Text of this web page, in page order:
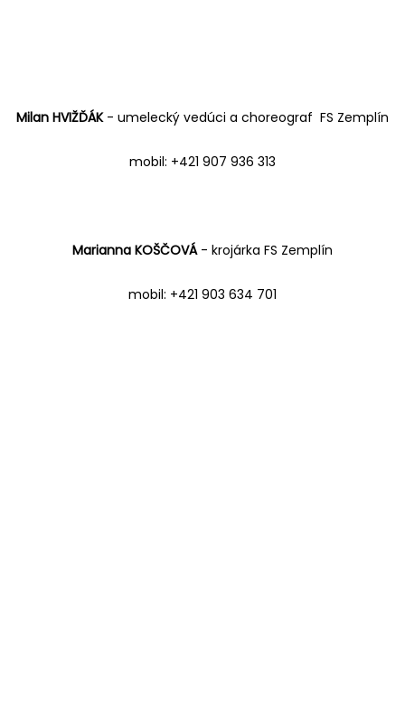
Milan HVIŽĎÁK - umelecký vedúci a choreograf FS Zemplín
mobil: +421 907 936 313
Marianna KOŠČOVÁ- krojárka FS Zemplín
mobil: +421 903 634 701